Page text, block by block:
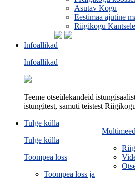
Asutav Kogu
Eestimaa ajutine
Riigikogu
Infoallikad
Infoallikad
Teeme otseülekandeid
istungitest, samuti teistest
Tulge külla
Tulge külla
Toompea loss
Toompea loss ja